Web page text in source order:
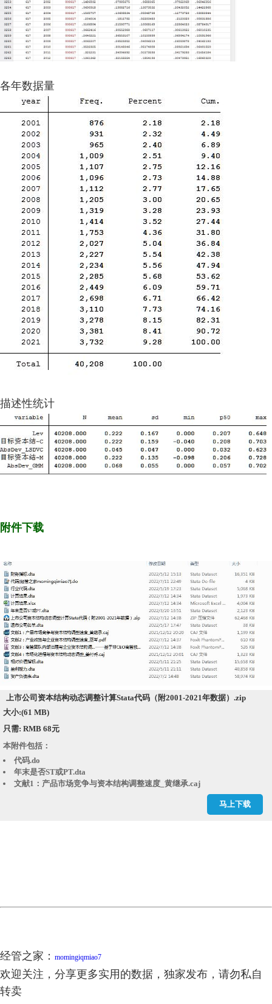
各年数据量
描述性统计
附件下载
上市公司资本结构动态调整计算Stata代码（附2001-2021年数据）.zip
大小:(61 MB)
只需: RMB 68元
马上下载
本附件包括：
代码.do
年末是否ST或PT.dta
文献1：产品市场竞争与资本结构调整速度_黄继承.caj
文献3：高管团队内部治理与企业资本结构调...——基于非CEO高管独立性
经管之家： momingiqmiao7
欢迎关注，分享更多实用的数据，独家发布，请勿私自
转卖